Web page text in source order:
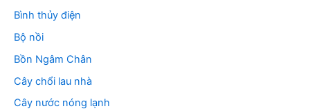
Bình thủy điện
Bộ nồi
Bồn Ngâm Chân
Cây chổi lau nhà
Cây nước nóng lạnh